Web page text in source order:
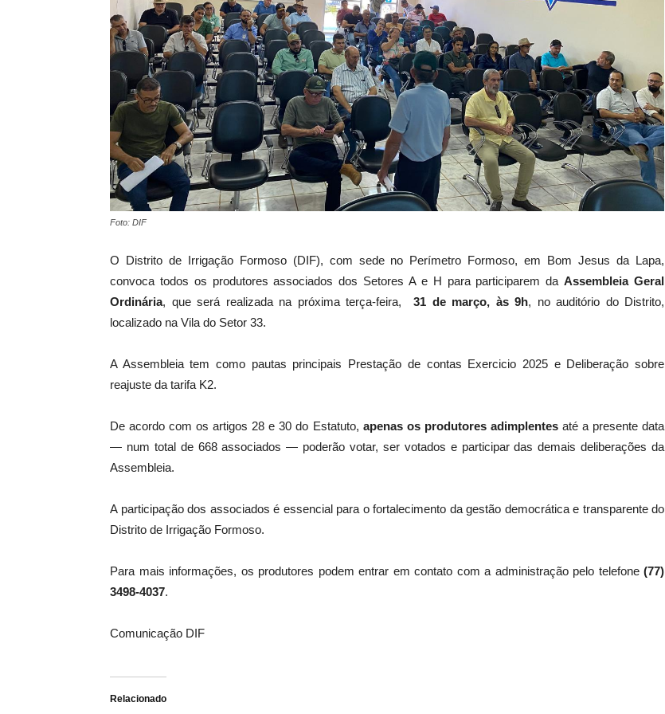
Foto: DIF
O Distrito de Irrigação Formoso (DIF), com sede no Perímetro Formoso, em Bom Jesus da Lapa,
convoca todos os produtores associados dos Setores A e H para participarem daAssembleia Geral
Ordinária, que será realizada na próxima terça-feira, 31 de março, às 9h, no auditório do Distrito,
localizado na Vila do Setor 33.
A Assembleia tem como pautas principais Prestação de contas Exercicio 2025 e Deliberação sobre
reajuste da tarifa K2.
De acordo com os artigos 28 e 30 do Estatuto, apenas os produtores adimplentesaté a presente data
— num total de 668 associados — poderão votar, ser votados e participar das demais deliberações da
Assembleia.
A participação dos associados é essencial para o fortalecimento da gestão democrática e transparente do
Distrito de Irrigação Formoso.
Para mais informações, os produtores podem entrar em contato com a administração pelo telefone (77)
3498-4037.
Comunicação DIF
Relacionado